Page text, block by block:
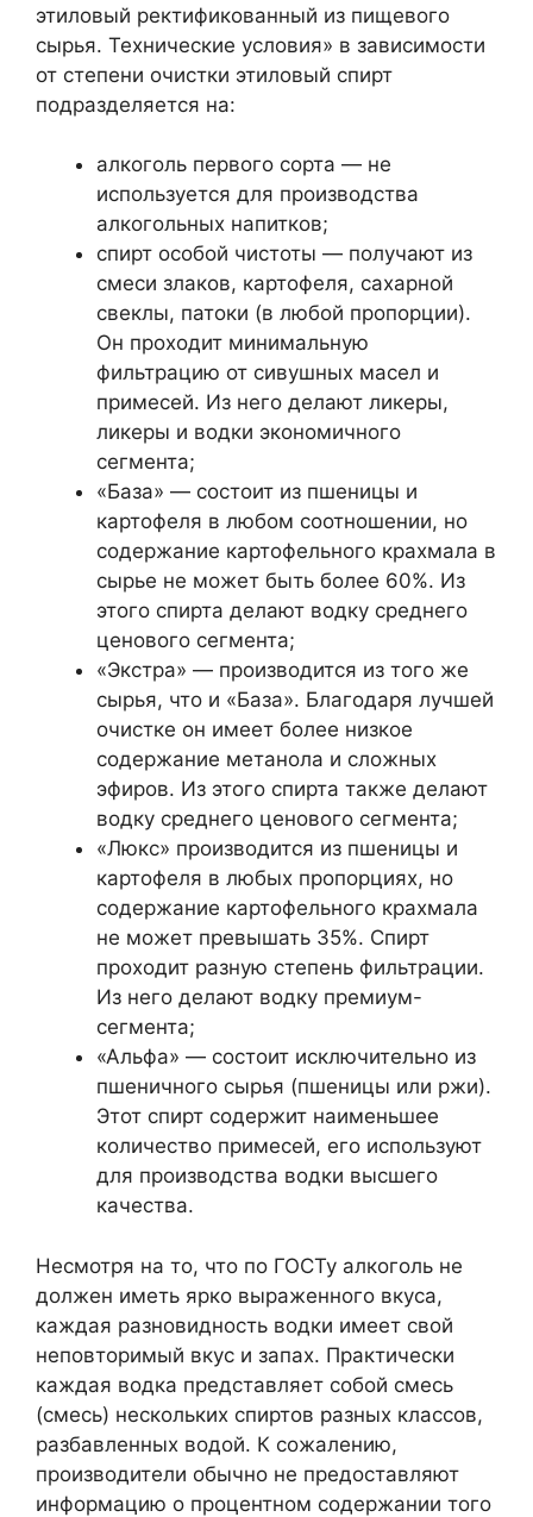
этиловый ректификованный из пищевого
сырья. Технические условия» в зависимости
от степени очистки этиловый спирт
подразделяется на:
алкоголь первого сорта — не
используется для производства
алкогольных напитков;
спирт особой чистоты — получают из
смеси злаков, картофеля, сахарной
свеклы, патоки (в любой пропорции).
Он проходит минимальную
фильтрацию от сивушных масел и
примесей. Из него делают ликеры,
ликеры и водки экономичного
сегмента;
«База» — состоит из пшеницы и
картофеля в любом соотношении, но
содержание картофельного крахмала в
сырье не может быть более 60%. Из
этого спирта делают водку среднего
ценового сегмента;
«Экстра» — производится из того же
сырья, что и «База». Благодаря лучшей
очистке он имеет более низкое
содержание метанола и сложных
эфиров. Из этого спирта также делают
водку среднего ценового сегмента;
«Люкс» производится из пшеницы и
картофеля в любых пропорциях, но
содержание картофельного крахмала
не может превышать 35%. Спирт
проходит разную степень фильтрации.
Из него делают водку премиум-
сегмента;
«Альфа» — состоит исключительно из
пшеничного сырья (пшеницы или ржи).
Этот спирт содержит наименьшее
количество примесей, его используют
для производства водки высшего
качества.
Несмотря на то, что по ГОСТу алкоголь не
должен иметь ярко выраженного вкуса,
каждая разновидность водки имеет свой
неповторимый вкус и запах. Практически
каждая водка представляет собой смесь
(смесь) нескольких спиртов разных классов,
разбавленных водой. К сожалению,
производители обычно не предоставляют
информацию о процентном содержании того